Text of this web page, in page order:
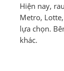
Hiện nay,
Metro,
lựa chọn.
khác.